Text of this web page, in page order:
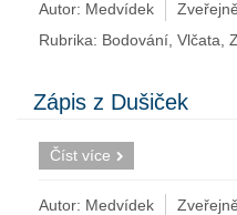
Autor: Medvídek
Rubrika: Bodování,Vlčata,
Zápis z Dušiček
Číst více
Autor: Medvídek